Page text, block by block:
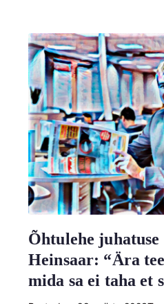
Õhtulehe
Heinsaar: “Ära
mida sa ei taha et